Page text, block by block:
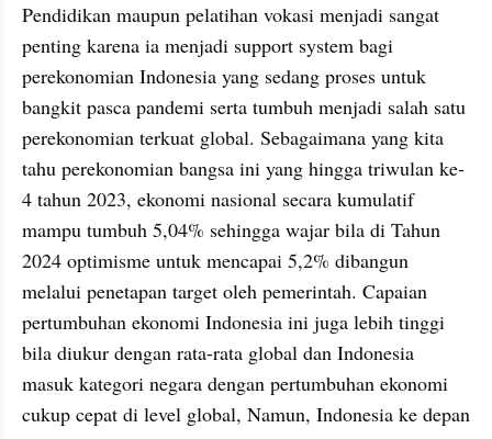
Pendidikan maupun pelatihan vokasi menjadi sangat
penting karena ia menjadi support system bagi
perekonomian Indonesia yang sedang proses untuk
bangkit pasca pandemi serta tumbuh menjadi salah satu
perekonomian terkuat global. Sebagaimana yang kita
tahu perekonomian bangsa ini yang hingga triwulan ke-
4 tahun 2023, ekonomi nasional secara kumulatif
mampu tumbuh 5,04% sehingga wajar bila di Tahun
2024 optimisme untuk mencapai 5,2% dibangun
melalui penetapan target oleh pemerintah. Capaian
pertumbuhan ekonomi Indonesia ini juga lebih tinggi
bila diukur dengan rata-rata global dan Indonesia
masuk kategori negara dengan pertumbuhan ekonomi
cukup cepat di level global, Namun, Indonesia ke depan